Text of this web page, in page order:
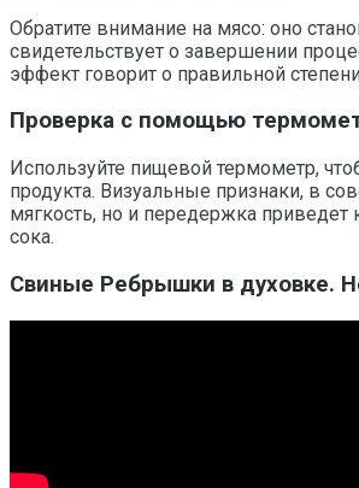
Обратите внимание на мясо: оно
свидетельствует о завершении
эффект говорит о правильной
Проверка с помощью
Используйте пищевой термометр,
продукта. Визуальные признаки, в
мягкость, но и передержка приведет
сока.
Свиные Ребрышки в духовке.